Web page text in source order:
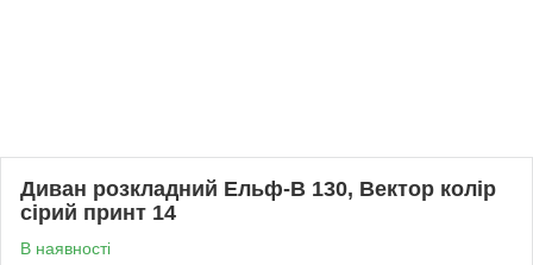
Диван розкладний Ельф-В 130, Вектор колір
сірий принт 14
В наявності